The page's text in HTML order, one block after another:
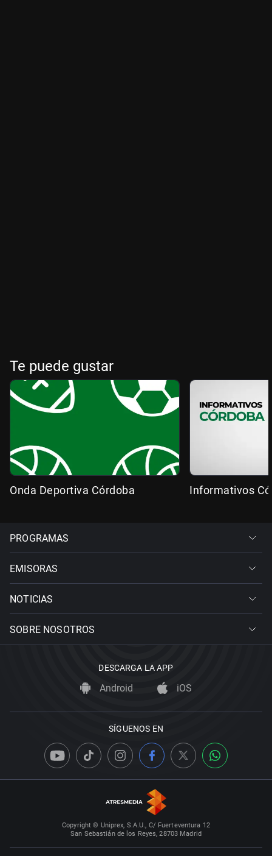
Te puede gustar
Onda Deportiva Córdoba Informativos
PROGRAMAS
EMISORAS
NOTICIAS
SOBRE NOSOTROS
DESCARGA LA APP
Android iOS
SÍGUENOS EN
Copyright © Uniprex, S.A.U., C/ Fuerteventura 12
San Sebastián de los Reyes, 28703 Madrid